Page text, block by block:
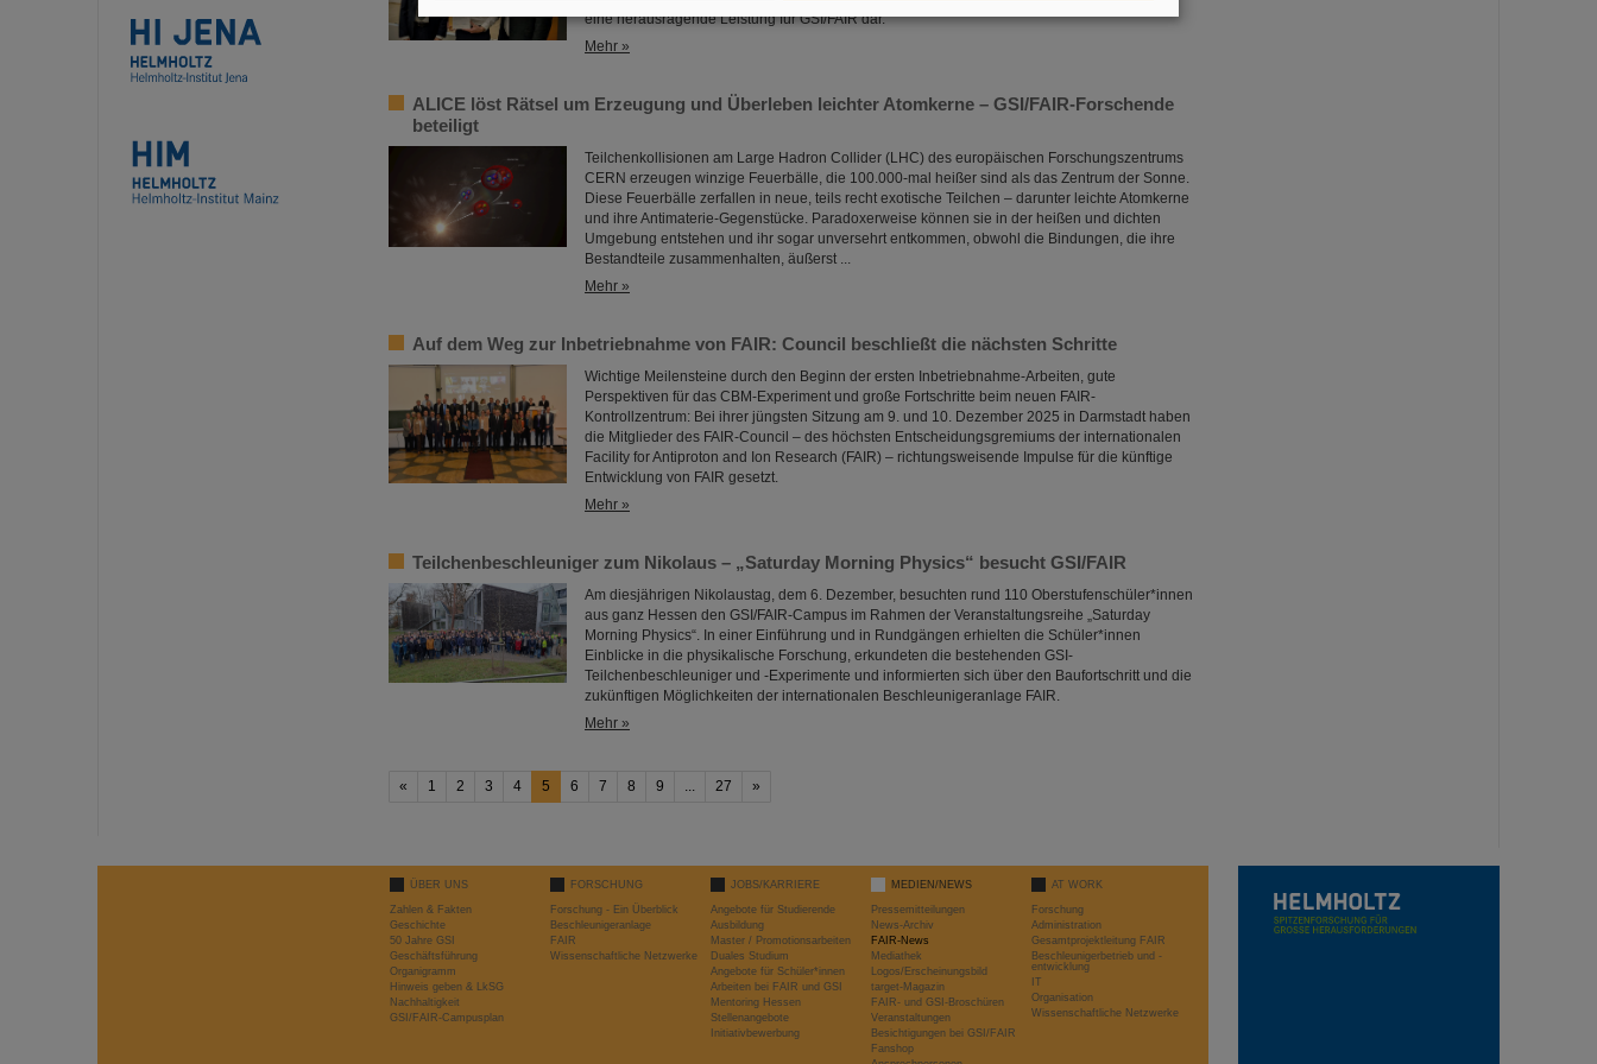
eine herausragende Leistung für GSI/FAIR dar.
Mehr »
ALICE löst Rätsel um Erzeugung und Überleben leichter Atomkerne – GSI/FAIR-Forschende
beteiligt
Teilchenkollisionen am Large Hadron Collider (LHC) des europäischen Forschungszentrums
CERN erzeugen winzige Feuerbälle, die 100.000-mal heißer sind als das Zentrum der Sonne.
Diese Feuerbälle zerfallen in neue, teils recht exotische Teilchen – darunter leichte Atomkerne
und ihre Antimaterie-Gegenstücke. Paradoxerweise können sie in der heißen und dichten
Umgebung entstehen und ihr sogar unversehrt entkommen, obwohl die Bindungen, die ihre
Bestandteile zusammenhalten, äußerst ...
Mehr »
Auf dem Weg zur Inbetriebnahme von FAIR: Council beschließt die nächsten Schritte
Wichtige Meilensteine durch den Beginn der ersten Inbetriebnahme-Arbeiten, gute
Perspektiven für das CBM-Experiment und große Fortschritte beim neuen FAIR-
Kontrollzentrum: Bei ihrer jüngsten Sitzung am 9. und 10. Dezember 2025 in Darmstadt haben
die Mitglieder des FAIR-Council – des höchsten Entscheidungsgremiums der internationalen
Facility for Antiproton and Ion Research (FAIR) – richtungsweisende Impulse für die künftige
Entwicklung von FAIR gesetzt.
Mehr »
Teilchenbeschleuniger zum Nikolaus – „Saturday Morning Physics“ besucht GSI/FAIR
Am diesjährigen Nikolaustag, dem 6. Dezember, besuchten rund 110 Oberstufenschüler*innen
aus ganz Hessen den GSI/FAIR-Campus im Rahmen der Veranstaltungsreihe „Saturday
Morning Physics“. In einer Einführung und in Rundgängen erhielten die Schüler*innen
Einblicke in die physikalische Forschung, erkundeten die bestehenden GSI-
Teilchenbeschleuniger und -Experimente und informierten sich über den Baufortschritt und die
zukünftigen Möglichkeiten der internationalen Beschleunigeranlage FAIR.
Mehr »
« 1 2 3 4 5 6 7 8 9 ... 27 »
ÜBER UNS
Zahlen & Fakten
Geschichte
50 Jahre GSI
Geschäftsführung
Organigramm
Hinweis geben & LkSG
Nachhaltigkeit
GSI/FAIR-Campusplan
FORSCHUNG
Forschung - Ein Überblick
Beschleunigeranlage
FAIR
Wissenschaftliche Netzwerke
JOBS/KARRIERE
Angebote für Studierende
Ausbildung
Master / Promotionsarbeiten
Duales Studium
Angebote für Schüler*innen
Arbeiten bei FAIR und GSI
Mentoring Hessen
Stellenangebote
Initiativbewerbung
MEDIEN/NEWS
Pressemitteilungen
News-Archiv
FAIR-News
Mediathek
Logos/Erscheinungsbild
target-Magazin
FAIR- und GSI-Broschüren
Veranstaltungen
Besichtigungen bei GSI/FAIR
Fanshop
AT WORK
Forschung
Administration
Gesamtprojektleitung FAIR
Beschleunigerbetrieb und -
entwicklung
IT
Organisation
Wissenschaftliche Netzwerke